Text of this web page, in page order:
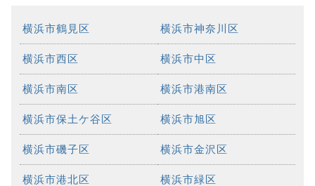
横浜市鶴見区 横浜市神奈川区
横浜市西区 横浜市中区
横浜市南区 横浜市港南区
横浜市保土ケ谷区 横浜市旭区
横浜市磯子区 横浜市金沢区
横浜市港北区 横浜市緑区